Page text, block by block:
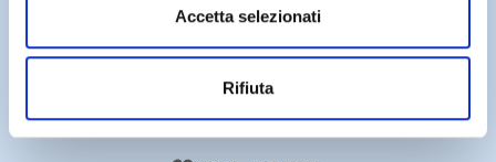
Accetta selezionati
Rifiuta